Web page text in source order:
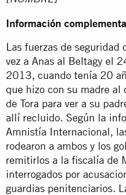
Información
Las fuerzas de seguridad
vez a Anas al Beltagy el
2013, cuando tenía 20
que hizo con su madre
de Tora para ver a su
allí recluido. Según la
Amnistía Internacional,
rodearon a ambos y los
remitirlos a la fiscalía de
interrogados por
guardias penitenciarios.